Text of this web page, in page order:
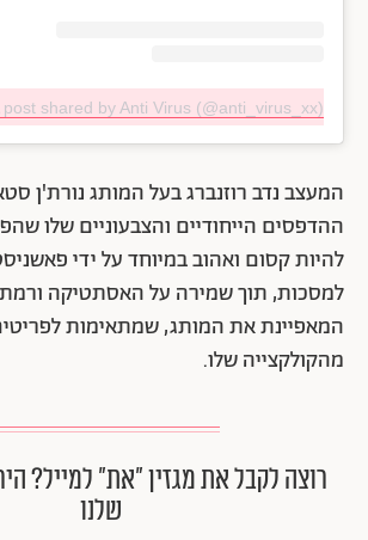
post shared by Anti Virus (@anti_virus_xx)
המעצב נדב רוזנברג בעל המותג נורת'ן
ההדפסים הייחודיים והצבעוניים שלו
להיות קסום ואהוב במיוחד על ידי
למסכות, תוך שמירה על האסתטיקה ורמת
המאפיינת את המותג, שמתאימות
מהקולקצייה שלו.
רוצה לקבל את מגזין ״את״ למייל?
שלנו